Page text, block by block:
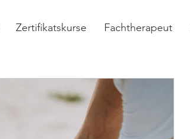
Zertifikatskurse Fachtherapeut